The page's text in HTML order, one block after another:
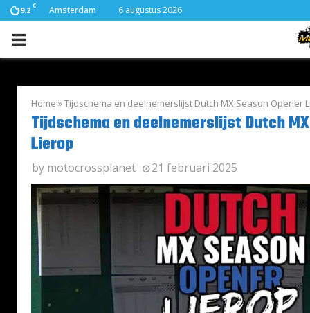
19.2 C Amsterdam 6 augustus 2026
PRIMARY
Home »Tijdschema en deelnemerslijst Dutch MX Season Opener
Tijdschema en deelnemerslijst Dutch
Lierop
by motocrossplanet 21 februari 2025